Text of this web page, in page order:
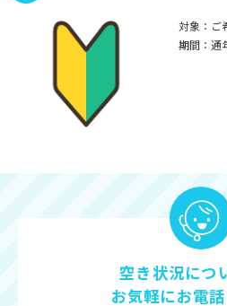
対象：ご
期間：通
空き状況につ
お気軽にお電